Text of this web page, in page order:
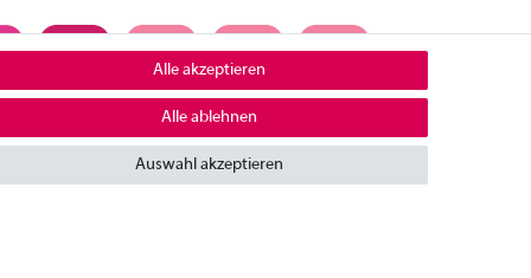
Alle akzeptieren
Alle ablehnen
Auswahl akzeptieren